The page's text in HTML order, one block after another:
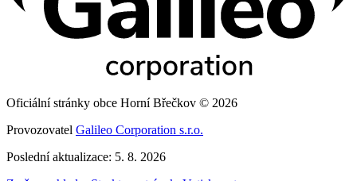
Oficiální stránky obce Horní Břečkov © 2026
Provozovatel Galileo Corporation s.r.o.
Poslední aktualizace: 5. 8. 2026